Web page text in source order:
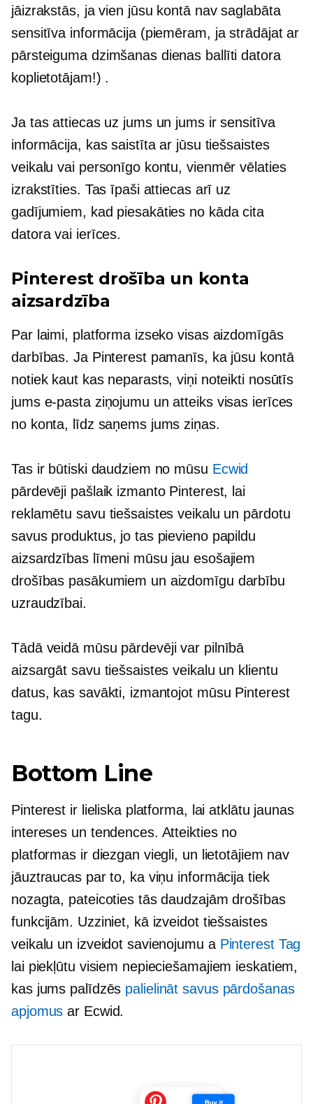
jāizrakstās, ja vien jūsu kontā nav saglabāta
sensitīva informācija (piemēram, ja strādājat ar
pārsteiguma dzimšanas dienas ballīti datora
koplietotājam!) .
Ja tas attiecas uz jums un jums ir sensitīva
informācija, kas saistīta ar jūsu tiešsaistes
veikalu vai personīgo kontu, vienmēr vēlaties
izrakstīties. Tas īpaši attiecas arī uz
gadījumiem, kad piesakāties no kāda cita
datora vai ierīces.
Pinterest drošība un konta
aizsardzība
Par laimi, platforma izseko visas aizdomīgās
darbības. Ja Pinterest pamanīs, ka jūsu kontā
notiek kaut kas neparasts, viņi noteikti nosūtīs
jums e-pasta ziņojumu un atteiks visas ierīces
no konta, līdz saņems jums ziņas.
Tas ir būtiski daudziem no mūsu Ecwid
pārdevēji pašlaik izmanto Pinterest, lai
reklamētu savu tiešsaistes veikalu un pārdotu
savus produktus, jo tas pievieno papildu
aizsardzības līmeni mūsu jau esošajiem
drošības pasākumiem un aizdomīgu darbību
uzraudzībai.
Tādā veidā mūsu pārdevēji var pilnībā
aizsargāt savu tiešsaistes veikalu un klientu
datus, kas savākti, izmantojot mūsu Pinterest
tagu.
Bottom Line
Pinterest ir lieliska platforma, lai atklātu jaunas
intereses un tendences. Atteikties no
platformas ir diezgan viegli, un lietotājiem nav
jāuztraucas par to, ka viņu informācija tiek
nozagta, pateicoties tās daudzajām drošības
funkcijām. Uzziniet, kā izveidot tiešsaistes
veikalu un izveidot savienojumu a Pinterest Tag
lai piekļūtu visiem nepieciešamajiem ieskatiem,
kas jums palīdzēs palielināt savus pārdošanas
apjomus ar Ecwid.